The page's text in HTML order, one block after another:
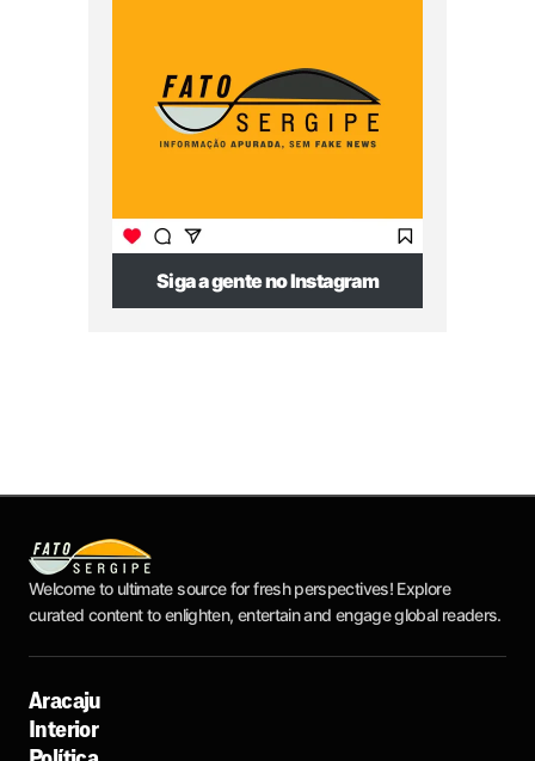
Siga a gente no Instagram
Welcome to ultimate source for fresh perspectives! Explore
curated content to enlighten, entertain and engage global readers.
Aracaju
Interior